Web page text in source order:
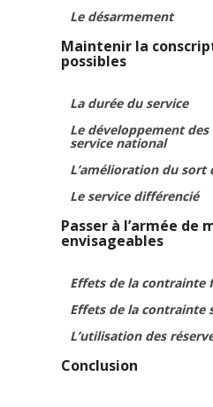
Le désarmement
Maintenir la
possibles
La durée du service
Le développement
service national
L’amélioration du sort
Le service différencié
Passer à l’armée
envisageables
Effets de la contrainte
Effets de la contrainte
L’utilisation des
Conclusion